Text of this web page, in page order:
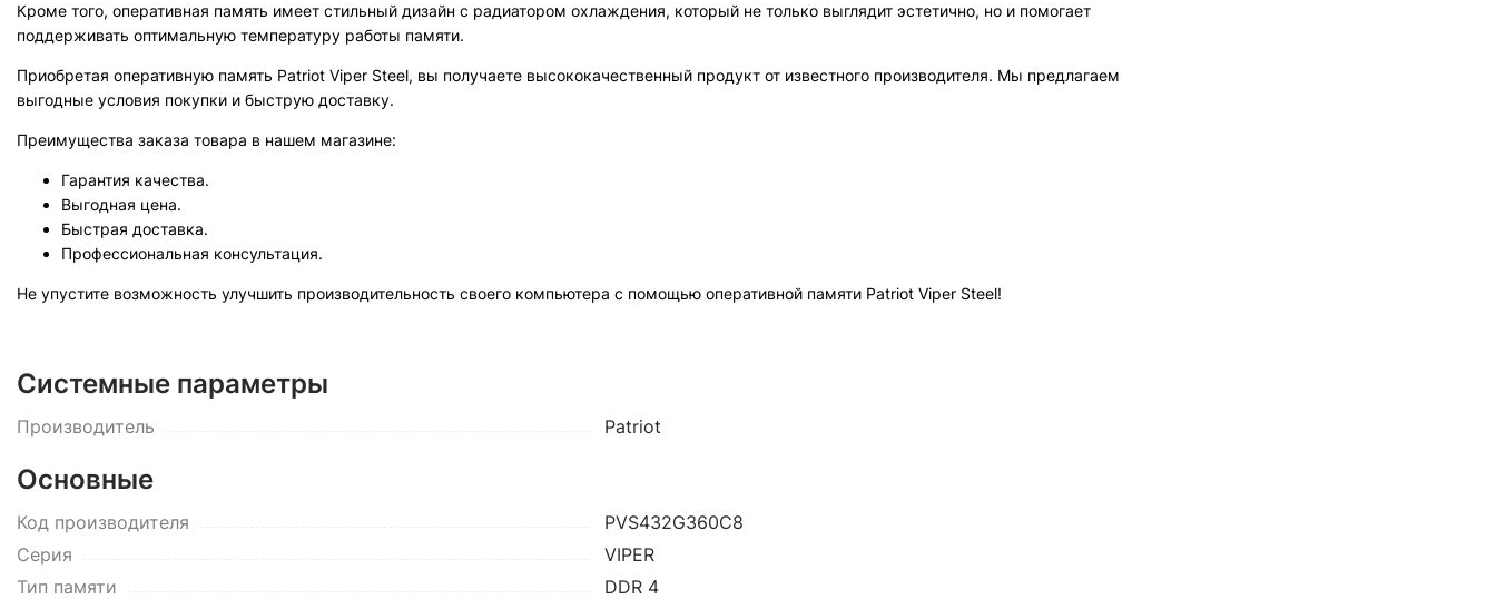
Кроме того, оперативная память имеет стильный дизайн с радиатором охлаждения, который не только выглядит эстетично, но и помогает
поддерживать оптимальную температуру работы памяти.
Приобретая оперативную память Patriot Viper Steel, вы получаете высококачественный продукт от известного производителя. Мы предлагаем
выгодные условия покупки и быструю доставку.
Преимущества заказа товара в нашем магазине:
Гарантия качества.
Выгодная цена.
Быстрая доставка.
Профессиональная консультация.
Не упустите возможность улучшить производительность своего компьютера с помощью оперативной памяти Patriot Viper Steel!
Системные параметры
Производитель Patriot
Основные
Код производителя
PVS432G360C8
Серия
VIPER
Тип памяти
DDR 4